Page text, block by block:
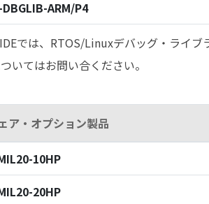
ARM/P4
では、RTOS/Linuxデバッグ・ライブ
いてはお問い合ください。
ア・オプション製品
10HP
20HP